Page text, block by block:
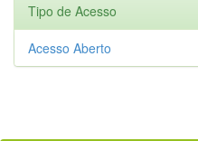
Tipo de Acesso
Acesso Aberto